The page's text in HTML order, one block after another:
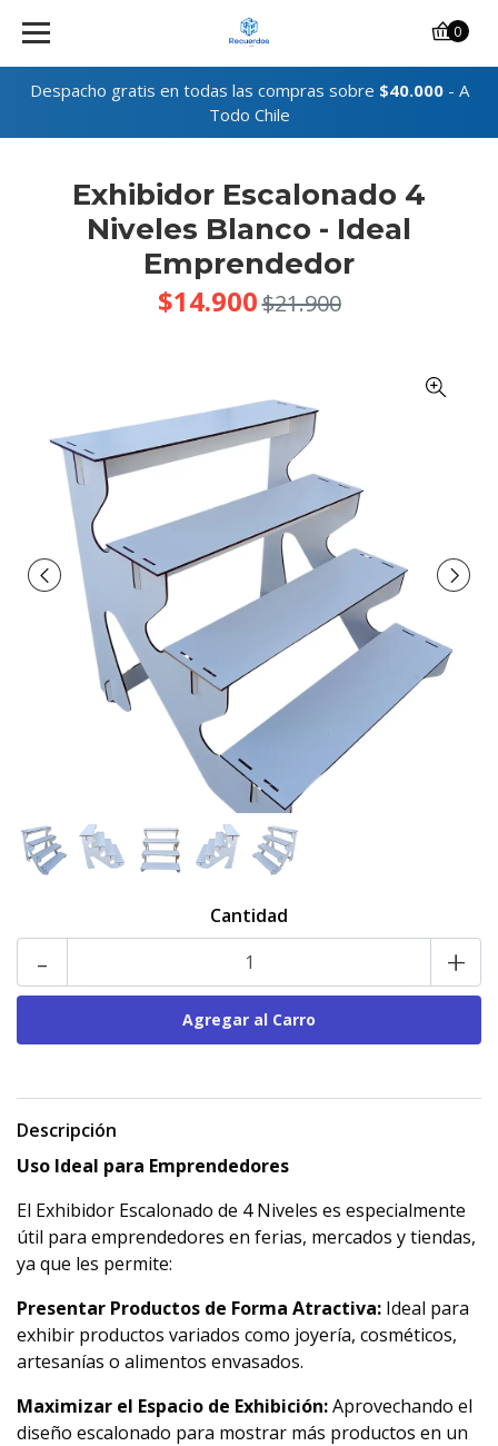
Despacho gratis en todas las compras sobre $40.000- A
Todo Chile
0
Exhibidor Escalonado 4
Niveles Blanco - Ideal
Emprendedor
$14.900$21.900
Cantidad
- +
Descripción
Uso Ideal para Emprendedores
El Exhibidor Escalonado de 4 Niveles es especialmente
útil para emprendedores en ferias, mercados y tiendas,
ya que les permite:
Presentar Productos de Forma Atractiva: Ideal para
exhibir productos variados como joyería, cosméticos,
artesanías o alimentos envasados.
Maximizar el Espacio de Exhibición:Aprovechando el
diseño escalonado para mostrar más productos en un